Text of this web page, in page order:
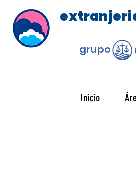
grupo
Inicio